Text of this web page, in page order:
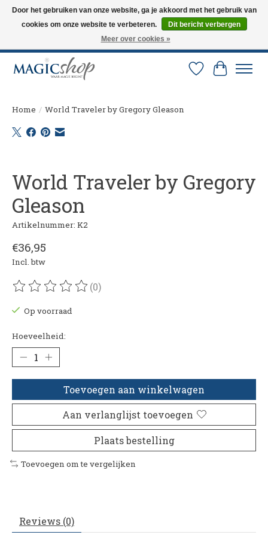
Altijd de nieuwste trucs op voorraad. Snelle verzending via PostNL en DHL.
Langskomen in onze winkel? Bel of mail om een afspraak te maken. 0251-
Verlanglijst
Home / World Traveler by Gregory Gleason
World Traveler by Gregory
Gleason
Artikelnummer: K2
€36,95
Incl. btw
De beoordeling van dit product is
(0)
Op voorraad
Hoeveelheid:
Toevoegen aan winkelwagen
Aan verlanglijst toevoegen
Plaats bestelling
Toevoegen om te vergelijken
Reviews (0)
Door het gebruiken van onze website, ga je akkoord met het gebruik van
cookies om onze website te verbeteren.
Dit bericht verbergen
Meer over cookies »